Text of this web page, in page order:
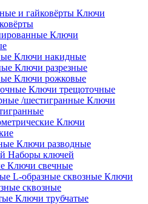
Ключи
Ключи
Ключи накидные
Ключи разрезные
Ключи рожковые
Ключи трещоточные
Ключи
Ключи
Ключи разводные
Наборы ключей
Ключи свечные
Ключи
сквозные
Ключи трубчатые